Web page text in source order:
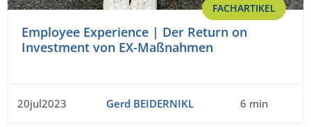
FACHARTIKEL
Employee Experience | Der Return on
Investment von EX-Maßnahmen
20jul2023 Gerd BEIDERNIKL 6 min